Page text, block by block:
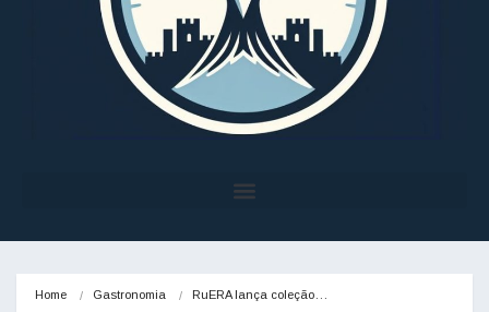
Home Gastronomia RuERA lança coleção…